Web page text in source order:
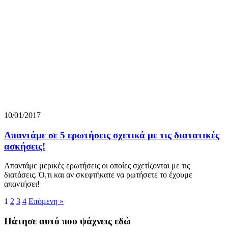
10/01/2017
Απαντάμε σε 5 ερωτήσεις σχετικά με τις διατατικές
ασκήσεις!
Απαντάμε μερικές ερωτήσεις οι οποίες σχετίζονται με τις
διατάσεις. Ό,τι και αν σκεφτήκατε να ρωτήσετε το έχουμε
απαντήσει!
1 2 3 4 Επόμενη »
Πάτησε αυτό που ψάχνεις εδώ